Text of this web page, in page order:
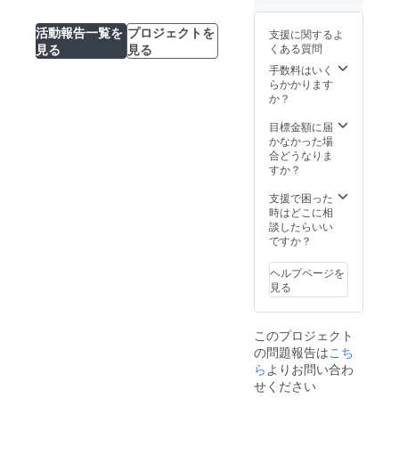
活動報告一覧を
見る
プロジェクトを
見る
フィー
ルドの
スタッ
フと
ホッ
ピー神
晃司、
布袋寅
泰、ア
などの
サポー
トやア
レンジ
梶原徹
（ザ・
ブルー
ハー
ツ） 笹
野みち
るさん
（東京
▽ ① い
もねこ
クッ
キー
CAMPF
IREセッ
クッ
キー12
個入り
ティシ
エさん
といも
ねこで
んなが
こころ
を込め
てつく
た。 添
加物を
できる
限り抑
生産が
追い付
かない
こと
も！ い
もねこ
んとい
もねこ
で働く
ろを込
めてつ
くった
添加物
る限り
抑え、
サクサ
ク柔ら
体にも
優しい
味！ ②
フィ
にゃん
円の
猫ちゃ
ん雑
貨、い
もねこ
オリジ
グッズ
（5,000
円分）
・
FOR
LIVES
」
POWER
HOPE
直筆
サイン
入り特
版
（2,200
円以上
の価値
の
支援に関するよ
くある質問
手数料はいく
らかかります
か？
目標金額に届
かなかった場
合どうなりま
すか？
支援で困った
時はどこに相
談したらいい
ですか？
ヘルプページを
見る
このプロジェクト
の問題報告はこち
ら よりお問い合わ
せください